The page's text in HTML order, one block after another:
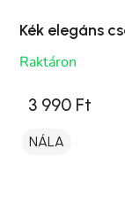
Kék elegáns
Raktáron
3 990 Ft
NÁLA